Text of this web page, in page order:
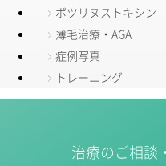
ボツリヌストキシン
薄毛治療・AGA
症例写真
トレーニング
治療のご相談